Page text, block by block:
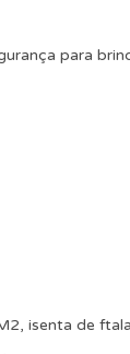
para
isenta de